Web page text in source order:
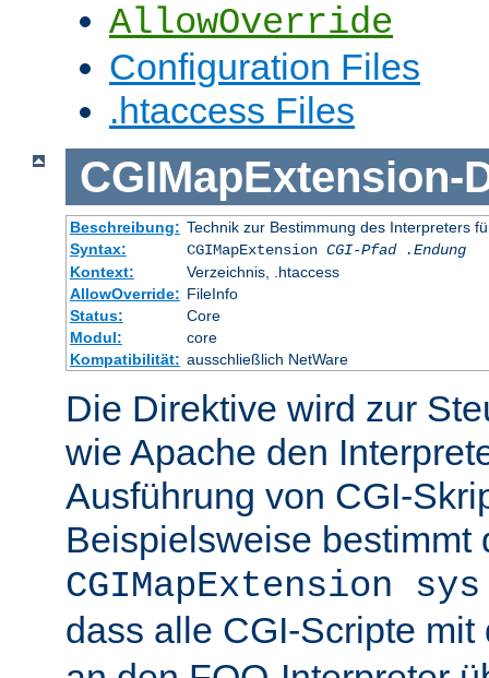
AllowOverride
Configuration Files
.htaccess Files
CGIMapExtension-
Beschreibung: Technik zur Bestimmung des Interpreters
Syntax:
CGIMapExtension CGI-Pfad
.Endung
Kontext:
Verzeichnis, .htaccess
AllowOverride: FileInfo
Status:
Core
Modul:
core
Kompatibilität: ausschließlich NetWare
Die Direktive wird zur
wie Apache den
Ausführung von CGI-
Beispielsweise bestimmt
CGIMapExtension
dass alle CGI-Scripte